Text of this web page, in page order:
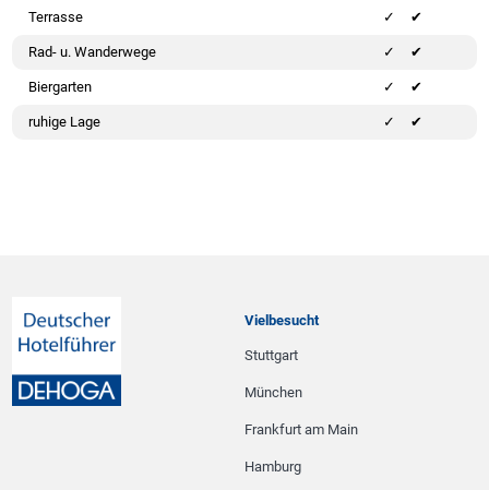
Terrasse ✔
Rad- u. Wanderwege ✔
Biergarten ✔
ruhige Lage ✔
Vielbesucht
Stuttgart
München
Frankfurt am Main
Hamburg